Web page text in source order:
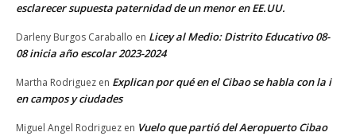
esclarecer supuesta paternidad de un menor en EE.UU.
Darleny Burgos Caraballo en Licey al Medio: Distrito Educativo 08-
08 inicia año escolar 2023-2024
Martha Rodriguez en Explican por qué en el Cibao se habla con la i
en campos y ciudades
Miguel Angel Rodriguez en Vuelo que partió del Aeropuerto Cibao